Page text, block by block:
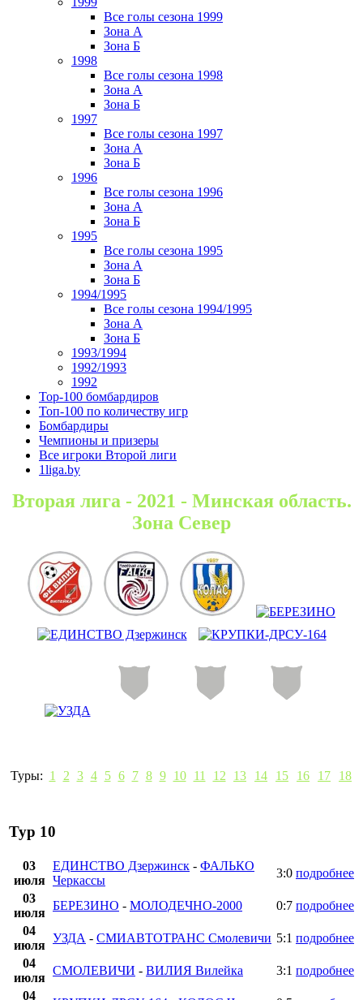
Все голы сезона 1999
Зона А
Зона Б
1998
Все голы сезона 1998
Зона А
Зона Б
1997
Все голы сезона 1997
Зона А
Зона Б
1996
Все голы сезона 1996
Зона А
Зона Б
1995
Все голы сезона 1995
Зона А
Зона Б
1994/1995
Все голы сезона 1994/1995
Зона А
Зона Б
1993/1994
1992/1993
1992
Top-100 бомбардиров
Топ-100 по количеству игр
Бомбардиры
Чемпионы и призеры
Все игроки Второй лиги
1liga.by
Вторая лига - 2021 - Минская область.
Зона Север
Туры: 1 2 3 4 5 6 7 8 9 10 11 12 13 14 15 16 17 18
Тур 10
03
июля
ЕДИНСТВО Дзержинск - ФАЛЬКО
Черкассы
3:0 подробнее
03
июля
БЕРЕЗИНО - МОЛОДЕЧНО-2000 0:7 подробнее
04
июля
УЗДА - СМИАВТОТРАНС Смолевичи 5:1 подробнее
04
июля
СМОЛЕВИЧИ - ВИЛИЯ Вилейка 3:1 подробнее
04